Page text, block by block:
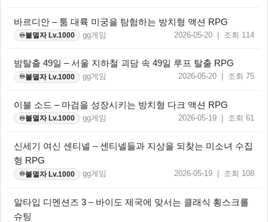
바르디안 – 툼 대륙 미궁을 탐험하는 방치형 액션 RPG
♾️불멸자 Lv.1000 gg게임 2026-05-20 | 조회 114
밤탈출 49일 – 서울 지하철 괴담 속 49일 루프 탈출 RPG
♾️불멸자 Lv.1000 gg게임 2026-05-20 | 조회 75
이블 소드 – 마검을 성장시키는 방치형 다크 액션 RPG
♾️불멸자 Lv.1000 gg게임 2026-05-19 | 조회 61
신세기 여신 센티넬 – 센티넬들과 지상을 되찾는 미소녀 수집
형 RPG
♾️불멸자 Lv.1000 gg게임 2026-05-19 | 조회 108
알타입 디멘션즈 3 – 바이도 제국에 맞서는 클래식 횡스크롤
슈팅